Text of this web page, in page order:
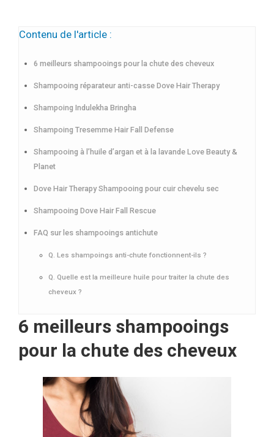
Contenu de l'article :
6 meilleurs shampooings pour la chute des cheveux
Shampooing réparateur anti-casse Dove Hair Therapy
Shampoing Indulekha Bringha
Shampoing Tresemme Hair Fall Defense
Shampooing à l’huile d’argan et à la lavande Love Beauty &
Planet
Dove Hair Therapy Shampooing pour cuir chevelu sec
Shampooing Dove Hair Fall Rescue
FAQ sur les shampooings antichute
Q. Les shampoings anti-chute fonctionnent-ils ?
Q. Quelle est la meilleure huile pour traiter la chute des
cheveux ?
6 meilleurs shampooings
pour la chute des cheveux